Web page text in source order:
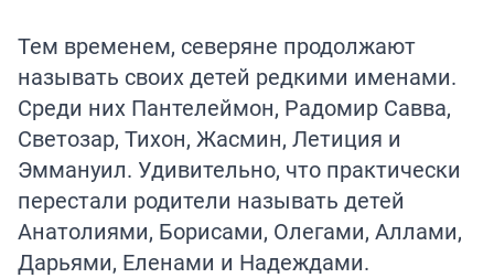
Тем временем, северяне продолжают
называть своих детей редкими именами.
Среди них Пантелеймон, Радомир Савва,
Светозар, Тихон, Жасмин, Летиция и
Эммануил. Удивительно, что практически
перестали родители называть детей
Анатолиями, Борисами, Олегами, Аллами,
Дарьями, Еленами и Надеждами.